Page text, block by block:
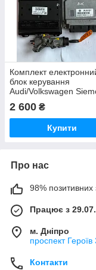
Комплект
блок керування
Audi/Volkswagen
D/ 6Q1937049D / 03D
033 H
2 600 ₴
Купити
Про нас
98% позитивних
Працює з
м. Дніпро
проспект
Контакти